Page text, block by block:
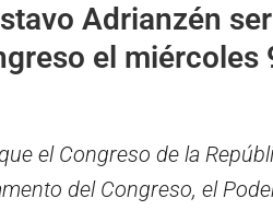
Adrianzén
el miércoles
el Congreso de la
del Congreso, el